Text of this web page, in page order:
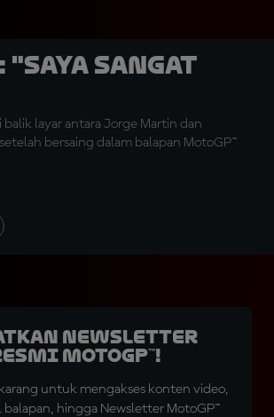
"Saya Sangat
balik layar antara Jorge Martin dan
bersaing dalam balapan MotoGP™
Newsletter
MotoGP™!
untuk mengakses konten video,
balapan, hingga Newsletter MotoGP™